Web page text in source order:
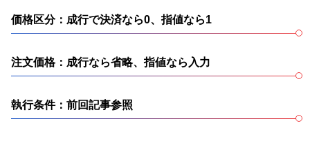
価格区分：成行で決済なら0、指値なら1
注文価格：成行なら省略、指値なら入力
執行条件：前回記事参照